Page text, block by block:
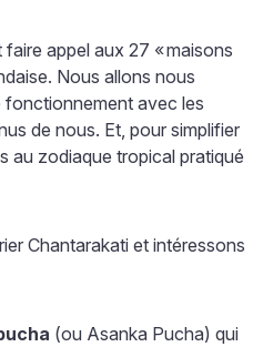
faire appel aux 27 «maisons
Nous allons nous
avec les
de nous. Et, pour simplifier
au zodiaque tropical pratiqué
Chantarakati et intéressons
(ou Asanka Pucha) qui